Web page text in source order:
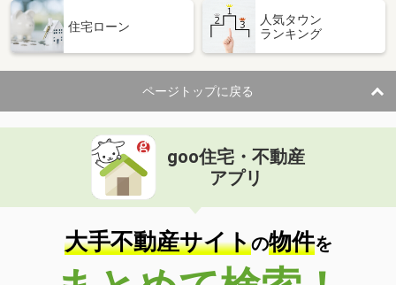
住宅ローン
人気タウン
ランキング
ページトップに戻る
goo住宅・不動産
アプリ
大手不動産サイトの物件を